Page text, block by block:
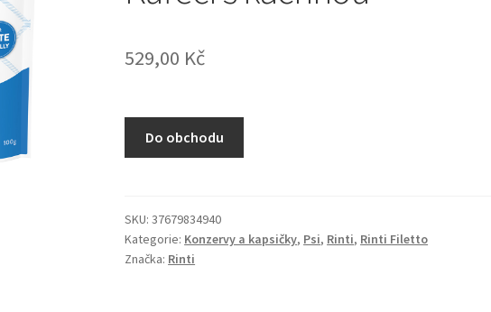
529,00 Kč
Do obchodu
SKU:37679834940
Kategorie: Konzervy a kapsičky, Psi, Rinti, Rinti Filetto
Značka: Rinti